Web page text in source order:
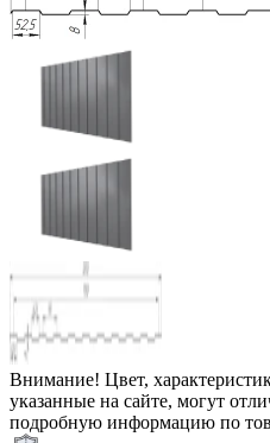
Внимание! Цвет,
указанные на сайте, могут
подробную информацию по